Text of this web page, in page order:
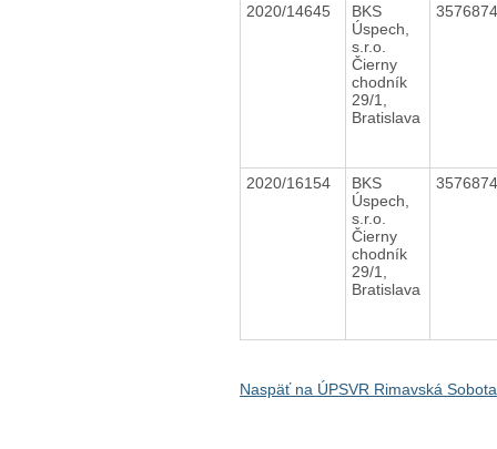
2020/14645
BKS
Úspech,
s.r.o.
Čierny
chodník
29/1,
Bratislava
2020/16154
BKS
Úspech,
s.r.o.
Čierny
chodník
29/1,
Bratislava
Naspäť na ÚPSVR Rimavská Sobota